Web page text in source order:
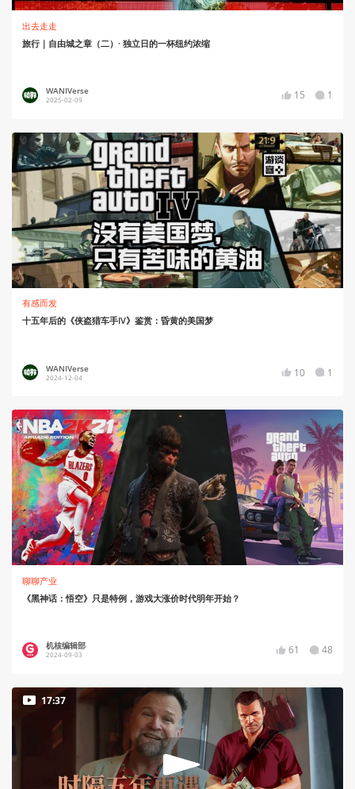
出去走走
旅行｜自由城之章（二）· 独立日的一杯纽约浓缩
WANIVerse
2025-02-09 15 1
有感而发
十五年后的《侠盗猎车手IV》鉴赏：昏黄的美国梦
WANIVerse
2024-12-04 10 1
聊聊产业
《黑神话：悟空》只是特例，游戏大涨价时代明年开始？
机核编辑部
2024-09-03 61 48
17:37